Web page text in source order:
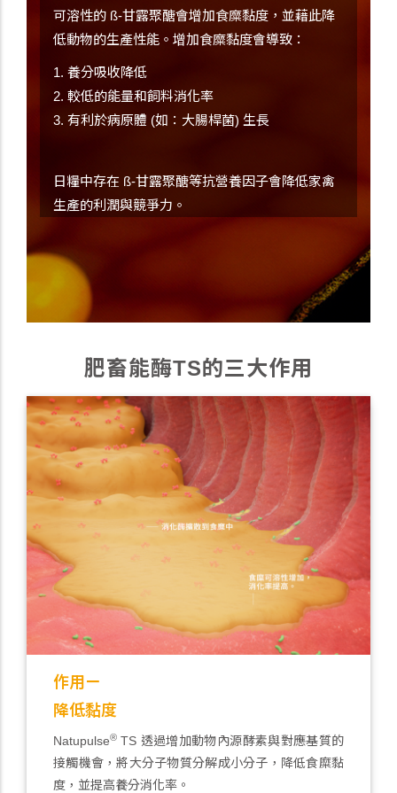
可溶性的 ß-甘露聚醣會增加食糜黏度，並藉此降
低動物的生產性能。增加食糜黏度會導致：
1. 養分吸收降低
2. 較低的能量和飼料消化率
3. 有利於病原體 (如：大腸桿菌) 生長
日糧中存在 ß-甘露聚醣等抗營養因子會降低家禽
生產的利潤與競爭力。
肥畜能酶TS的三大作用
作用ㄧ
降低黏度
Natupulse® TS 透過增加動物內源酵素與對應基質的
接觸機會，將大分子物質分解成小分子，降低食糜黏
度，並提高養分消化率。